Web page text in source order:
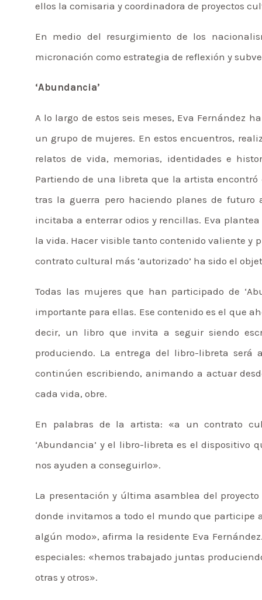
ellos la comisaria y coordinadora de proyectos
En medio del resurgimiento de los
micronación como estrategia de reflexión y
‘Abundancia’
A lo largo de estos seis meses, Eva Fernández
un grupo de mujeres. En estos encuentros,
relatos de vida, memorias, identidades e
Partiendo de una libreta que la artista
tras la guerra pero haciendo planes de
incitaba a enterrar odios y rencillas. Eva
la vida. Hacer visible tanto contenido valiente y
contrato cultural más ‘autorizado’ ha sido el
Todas las mujeres que han participado de
importante para ellas. Ese contenido es el que
decir, un libro que invita a seguir siendo
produciendo. La entrega del libro-libreta
continúen escribiendo, animando a actuar
cada vida, obre.
En palabras de la artista: «a un contrato
‘Abundancia’ y el libro-libreta es el dispositivo
nos ayuden a conseguirlo».
La presentación y última asamblea del
donde invitamos a todo el mundo que participe
algún modo», afirma la residente Eva
especiales: «hemos trabajado juntas
otras y otros».